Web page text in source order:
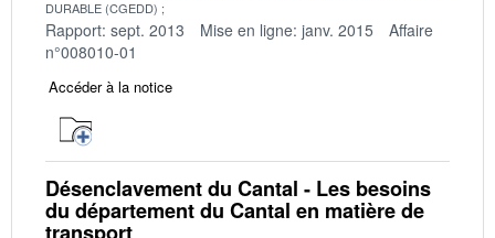
DURABLE (CGEDD)
Rapport: sept. 2013 Mise en ligne: janv. 2015
Affaire
n°008010-01
Accéder à la notice
Désenclavement du Cantal - Les besoins
du département du Cantal en matière de